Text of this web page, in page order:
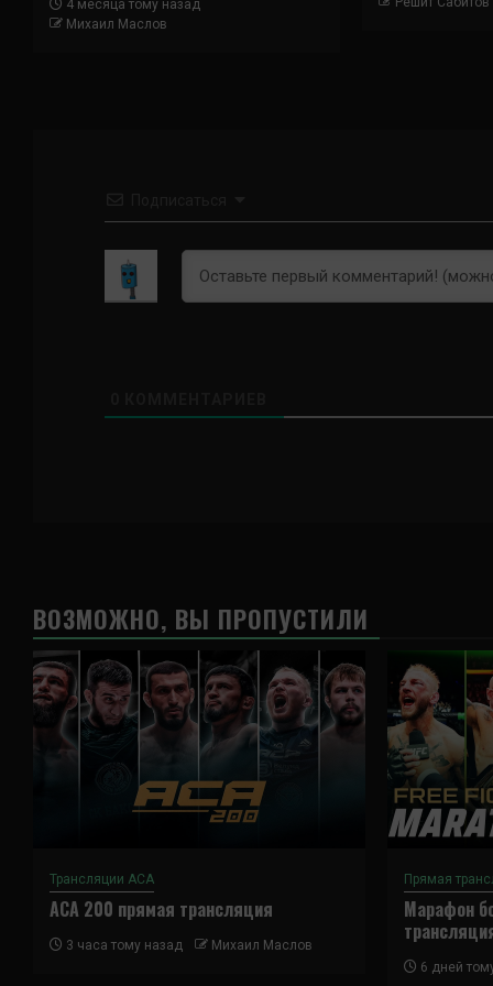
4 месяца тому назад
Михаил Маслов
ВОЗМОЖНО, ВЫ ПРОПУСТИЛИ
Трансляции ACA
ACA 200 прямая трансляция
3 часа тому назад Михаил Маслов
Прямая
Марафон
6 дней